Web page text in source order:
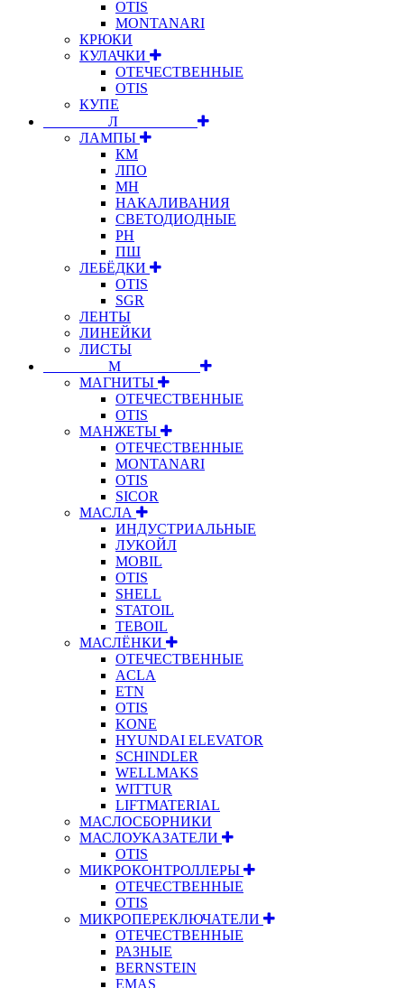
OTIS
MONTANARI
КРЮКИ
КУЛАЧКИ
ОТЕЧЕСТВЕННЫЕ
OTIS
КУПЕ
⠀⠀⠀⠀⠀⠀Л⠀⠀⠀⠀⠀⠀⠀
ЛАМПЫ
КМ
ЛПО
МН
НАКАЛИВАНИЯ
СВЕТОДИОДНЫЕ
РН
ПШ
ЛЕБЁДКИ
OTIS
SGR
ЛЕНТЫ
ЛИНЕЙКИ
ЛИСТЫ
⠀⠀⠀⠀⠀⠀М⠀⠀⠀⠀⠀⠀⠀
МАГНИТЫ
ОТЕЧЕСТВЕННЫЕ
OTIS
МАНЖЕТЫ
ОТЕЧЕСТВЕННЫЕ
MONTANARI
OTIS
SICOR
МАСЛА
ИНДУСТРИАЛЬНЫЕ
ЛУКОЙЛ
MOBIL
OTIS
SHELL
STATOIL
TEBOIL
МАСЛЁНКИ
ОТЕЧЕСТВЕННЫЕ
ACLA
ETN
OTIS
KONE
HYUNDAI ELEVATOR
SCHINDLER
WELLMAKS
WITTUR
LIFTMATERIAL
МАСЛОСБОРНИКИ
МАСЛОУКАЗАТЕЛИ
OTIS
МИКРОКОНТРОЛЛЕРЫ
ОТЕЧЕСТВЕННЫЕ
OTIS
МИКРОПЕРЕКЛЮЧАТЕЛИ
ОТЕЧЕСТВЕННЫЕ
РАЗНЫЕ
BERNSTEIN
EMAS